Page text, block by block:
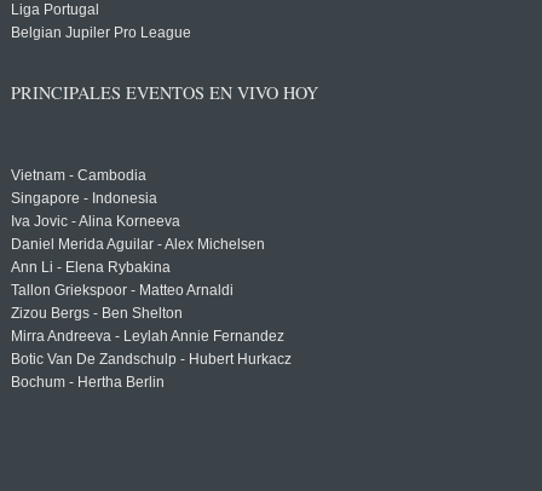
Liga Portugal
Belgian Jupiler Pro League
PRINCIPALES EVENTOS EN VIVO HOY
Vietnam - Cambodia
Singapore - Indonesia
Iva Jovic - Alina Korneeva
Daniel Merida Aguilar - Alex Michelsen
Ann Li - Elena Rybakina
Tallon Griekspoor - Matteo Arnaldi
Zizou Bergs - Ben Shelton
Mirra Andreeva - Leylah Annie Fernandez
Botic Van De Zandschulp - Hubert Hurkacz
Bochum - Hertha Berlin